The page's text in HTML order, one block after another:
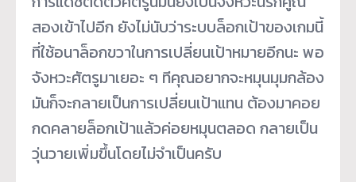
สองเข้าไปอีก ยังไม่นับว่าระบบล็อกเป้าของเกมนี้
ที่ใช้อนาล็อกขวาในการเปลี่ยนเป้าหมายอีกนะ พอ
จังหวะศัตรูมาเยอะ ๆ ทีคุณอยากจะหมุนมุมกล้อง
มันก็จะกลายเป็นการเปลี่ยนเป้าแทน ต้องมาคอย
กดคลายล็อกเป้าแล้วค่อยหมุนตลอด กลายเป็น
วุ่นวายเพิ่มขึ้นโดยไม่จำเป็นครับ